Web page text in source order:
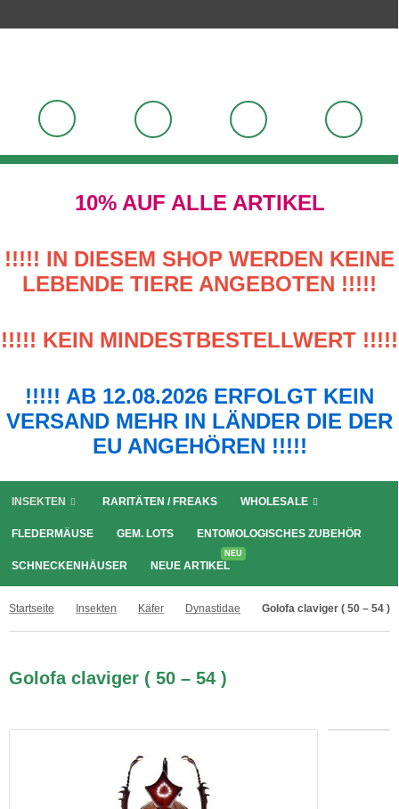
10% AUF ALLE ARTIKEL
!!!!! IN DIESEM SHOP WERDEN KEINE
LEBENDE TIERE ANGEBOTEN !!!!!
!!!!! KEIN MINDESTBESTELLWERT !!!!!
!!!!! AB 12.08.2026 ERFOLGT KEIN
VERSAND MEHR IN LÄNDER DIE DER
EU ANGEHÖREN !!!!!
INSEKTEN RARITÄTEN / FREAKS WHOLESALE
FLEDERMÄUSE GEM. LOTS ENTOMOLOGISCHES ZUBEHÖR
SCHNECKENHÄUSER NEUE ARTIKEL
NEU
Startseite Insekten Käfer Dynastidae Golofa claviger ( 50 – 54 )
Golofa claviger ( 50 – 54 )